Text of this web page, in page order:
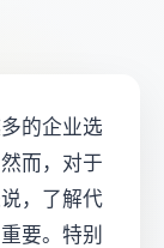
的企业选
而，对于
，了解代
要。特别